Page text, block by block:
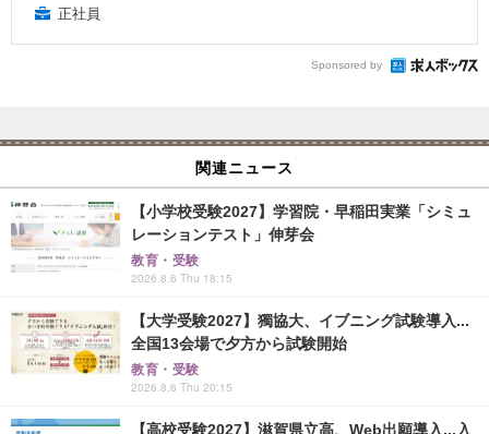
正社員
Sponsored by
関連ニュース
【小学校受験2027】学習院・早稲田実業「シミュ
レーションテスト」伸芽会
教育・受験
2026.8.6 Thu 18:15
【大学受験2027】獨協大、イブニング試験導入...
全国13会場で夕方から試験開始
教育・受験
2026.8.6 Thu 20:15
【高校受験2027】滋賀県立高、Web出願導入...入